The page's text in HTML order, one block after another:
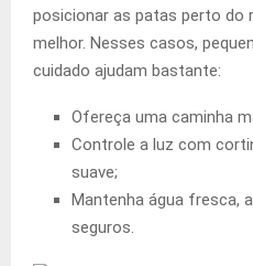
posicionar as patas perto do
melhor. Nesses casos,
cuidado ajudam bastante:
Ofereça uma caminha
Controle a luz com
suave;
Mantenha água fresca,
seguros.